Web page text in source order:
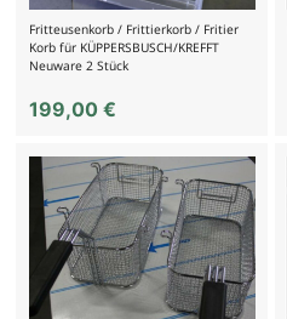
Fritteusenkorb / Frittierkorb / Fritier
Korb für KÜPPERSBUSCH/KREFFT
Neuware 2 Stück
199,00 €